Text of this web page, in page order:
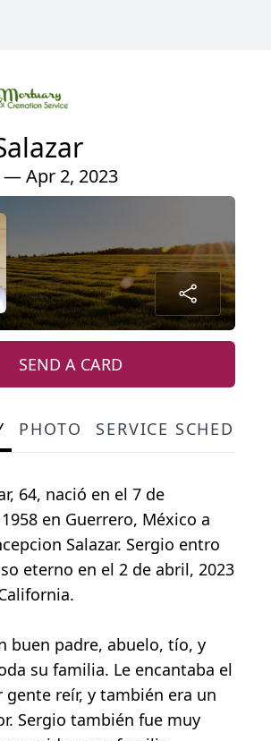
— Apr 2, 2023
SEND A CARD
PHOTO SERVICE
64, nació en el 7 de
en Guerrero, México a
Salazar. Sergio entro
eterno en el 2 de abril, 2023
buen padre, abuelo, tío, y
su familia. Le encantaba el
reír, y también era un
Sergio también fue muy